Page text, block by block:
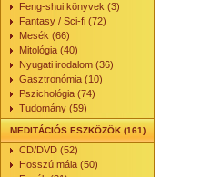
Feng-shui könyvek (3)
Fantasy / Sci-fi (72)
Mesék (66)
Mitológia (40)
Nyugati irodalom (36)
Gasztronómia (10)
Pszichológia (74)
Tudomány (59)
MEDITÁCIÓS ESZKÖZÖK (161)
CD/DVD (52)
Hosszú mála (50)